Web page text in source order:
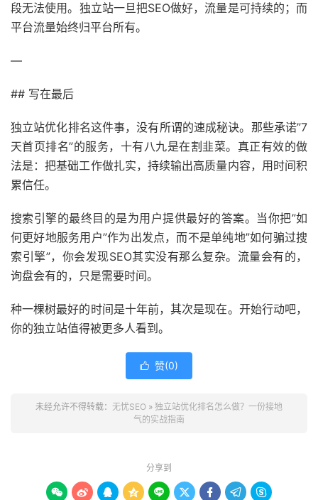
段无法使用。独立站一旦把SEO做好，流量是可持续的；而
平台流量始终归平台所有。
—
## 写在最后
独立站优化排名这件事，没有所谓的速成秘诀。那些承诺”7
天首页排名”的服务，十有八九是在割韭菜。真正有效的做
法是：把基础工作做扎实，持续输出高质量内容，用时间积
累信任。
搜索引擎的最终目的是为用户提供最好的答案。当你把”如
何更好地服务用户”作为出发点，而不是单纯地”如何骗过搜
索引擎”，你会发现SEO其实没有那么复杂。流量会有的，
询盘会有的，只是需要时间。
种一棵树最好的时间是十年前，其次是现在。开始行动吧，
你的独立站值得被更多人看到。
 赞(0)
未经允许不得转载： 无忧SEO » 独立站优化排名怎么做？一份接地
气的实战指南
分享到
        